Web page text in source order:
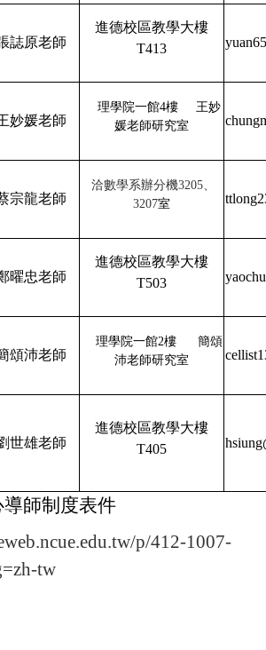
誌原老師
進德校區教學大樓
T413
妙媛老師
理學院一館4樓 王妙
媛老師研究室
宗龍老師
洽數學系辦分機3205、
3207室
曜忠老師
進德校區教學大樓
T503
頌沛老師
理學院一館2樓 簡頌
沛老師研究室
世雄老師
進德校區教學大樓
T405
師制度表件
p/412-1007-
tw